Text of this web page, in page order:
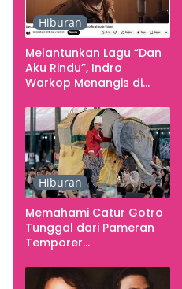
Hiburan
Melantunkan Lagu “Dan
Aku Rindu”, Indro
Warkop Menangis di
Hiburan
Memahami Catur Gotro
Tunggal dari Pameran
Temporer